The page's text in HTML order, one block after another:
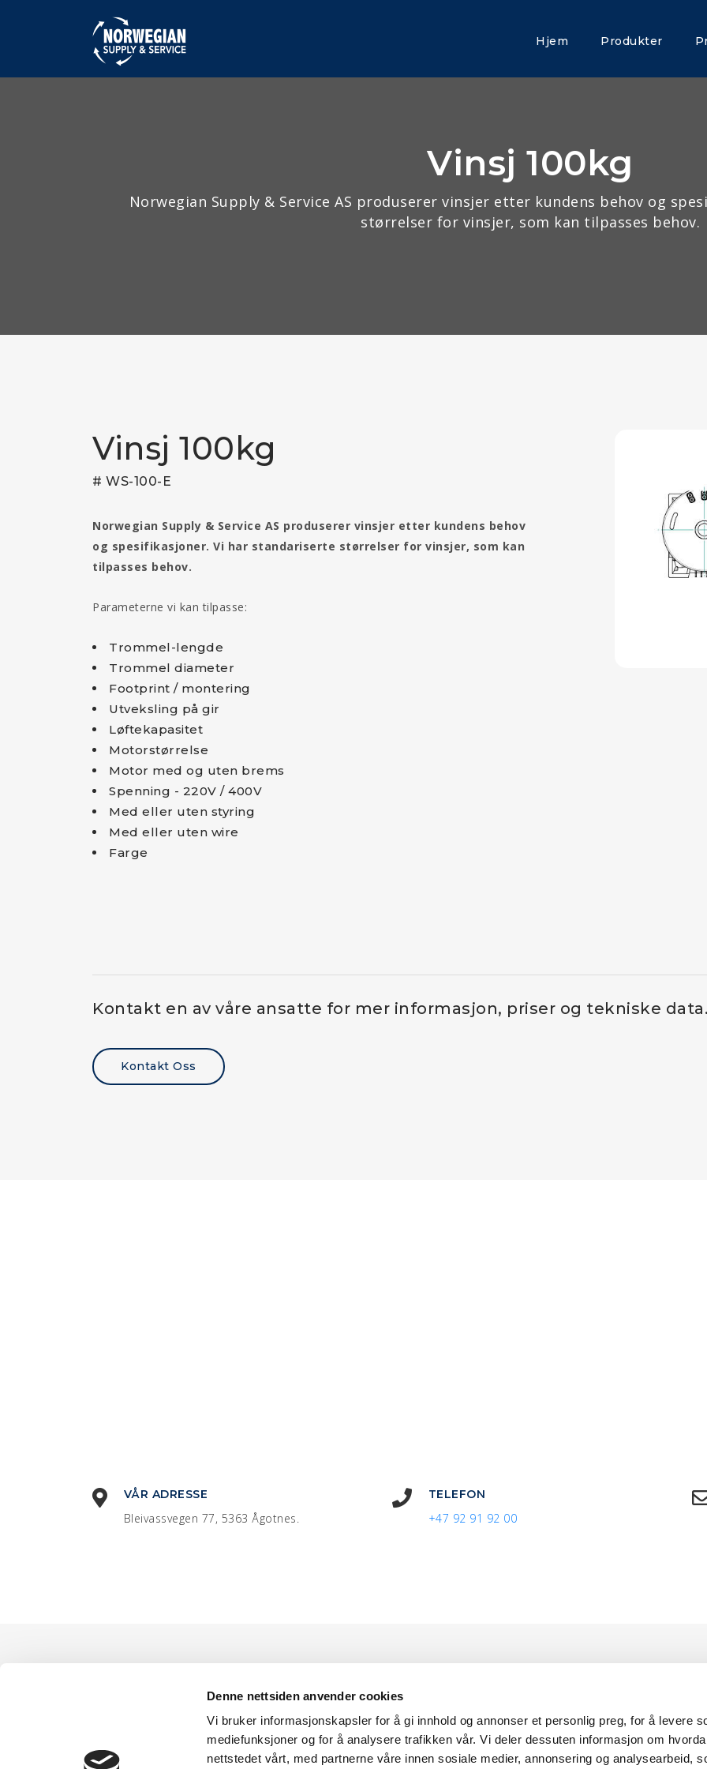
Denne nettsiden anvender cookies
Vi bruker informasjonskapsler for å gi innhold og annonser et personlig preg, for å levere
mediefunksjoner og for å analysere trafikken vår. Vi deler dessuten informasjon om
nettstedet vårt, med partnerne våre innen sosiale medier, annonsering og analysearbeid,
Hjem Produkter
Vinsj 100kg
Norwegian Supply & Service AS produserer vinsjer etter kundens behov og
størrelser for vinsjer, som kan tilpasses behov.
Vinsj 100kg
# WS-100-E
Norwegian Supply & Service AS produserer vinsjer etter kundens behov
og spesifikasjoner. Vi har standariserte størrelser for vinsjer, som kan
tilpasses behov.
Parameterne vi kan tilpasse:
Trommel-lengde
Trommel diameter
Footprint / montering
Utveksling på gir
Løftekapasitet
Motorstørrelse
Motor med og uten brems
Spenning - 220V / 400V
Med eller uten styring
Med eller uten wire
Farge
Kontakt en av våre ansatte for mer informasjon, priser og tekniske
Kontakt Oss
VÅR ADRESSE
Bleivassvegen 77, 5363 Ågotnes.
TELEFON
+47 92 91 92 00